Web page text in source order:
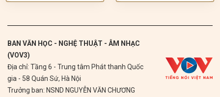
BAN VĂN HỌC - NGHỆ THUẬT - ÂM NHẠC
(VOV3)
Địa chỉ: Tầng 6 - Trung tâm Phát thanh Quốc
gia - 58 Quán Sứ, Hà Nội
Trưởng ban: NSND NGUYỄN VĂN CHƯƠNG